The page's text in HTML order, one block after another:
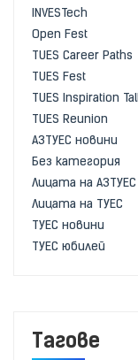
INVESTech
Open Fest
TUES Career Paths
TUES Fest
TUES Inspiration
TUES Reunion
АЗТУЕС новини
Без категория
Лицата на АЗТУЕС
Лицата на ТУЕС
ТУЕС новини
ТУЕС юбилей
Тагове